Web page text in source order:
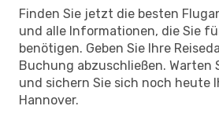
Finden Sie jetzt die besten
und alle Informationen, die Sie
benötigen. Geben Sie Ihre
Buchung abzuschließen. Warten
und sichern Sie sich noch heute
Hannover.